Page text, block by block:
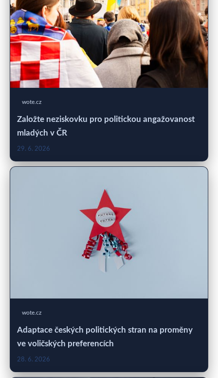
wote.cz
Založte neziskovku pro politickou angažovanost
mladých v ČR
29. 6. 2026
wote.cz
Adaptace českých politických stran na proměny
ve voličských preferencích
28. 6. 2026